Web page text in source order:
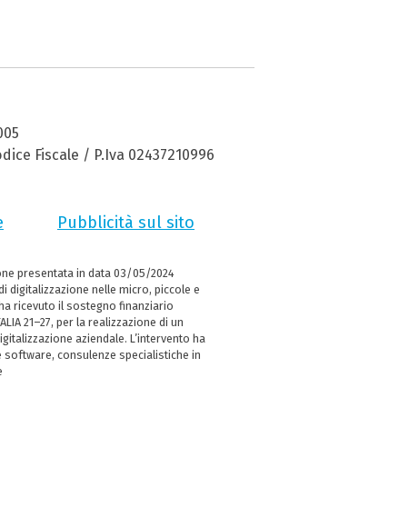
Fiscale / P.Iva 02437210996
Pubblicità sul sito
presentata in data 03/05/2024
digitalizzazione nelle micro, piccole e
ha ricevuto il sostegno finanziario
21–27, per la realizzazione di un
aziendale. L’intervento ha
consulenze specialistiche in